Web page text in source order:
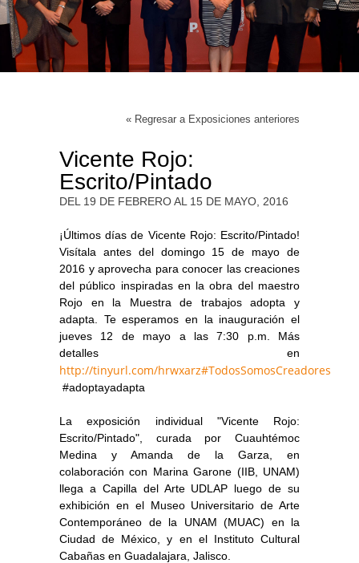
« Regresar a Exposiciones anteriores
Vicente Rojo:
Escrito/Pintado
DEL 19 DE FEBRERO AL 15 DE MAYO, 2016
¡Últimos días de Vicente Rojo: Escrito/Pintado!
Visítala antes del domingo 15 de mayo de
2016 y aprovecha para conocer las creaciones
del público inspiradas en la obra del maestro
Rojo en la Muestra de trabajos adopta y
adapta. Te esperamos en la inauguración el
jueves 12 de mayo a las 7:30 p.m. Más
detalles en
http://tinyurl.com/hrwxarz#TodosSomosCreadores
#adoptayadapta
La exposición individual "Vicente Rojo:
Escrito/Pintado", curada por Cuauhtémoc
Medina y Amanda de la Garza, en
colaboración con Marina Garone (IIB, UNAM)
llega a Capilla del Arte UDLAP luego de su
exhibición en el Museo Universitario de Arte
Contemporáneo de la UNAM (MUAC) en la
Ciudad de México, y en el Instituto Cultural
Cabañas en Guadalajara, Jalisco.